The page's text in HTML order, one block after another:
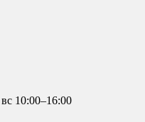
10:00–16:00